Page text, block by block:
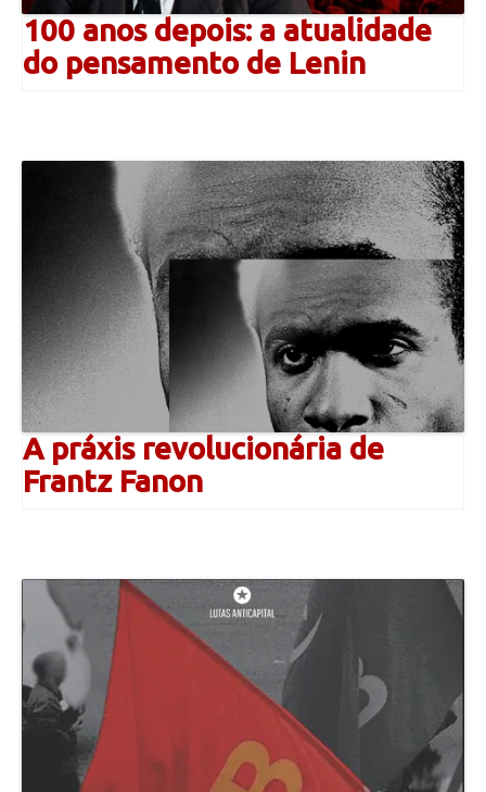
100 anos depois: a atualidade
do pensamento de Lenin
A práxis revolucionária de
Frantz Fanon